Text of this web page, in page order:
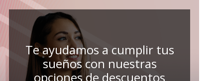
Te ayudamos a cumplir tus
sueños con nuestras
opciones de descuentos